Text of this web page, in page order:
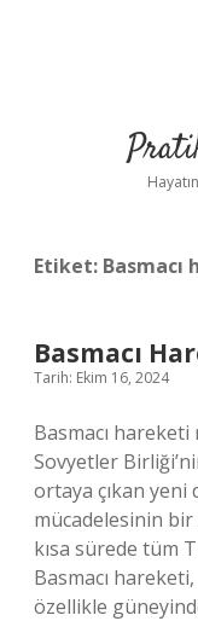
Etiket:
Basmacı
Tarih: Ekim 16, 2024
Basmacı hareketi
Sovyetler
ortaya çıkan yeni
mücadelesinin bir
kısa sürede tüm
Basmacı hareketi,
özellikle